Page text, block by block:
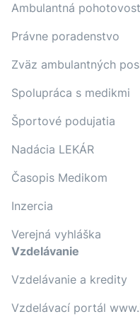
Ambulantná
Právne poradenstvo
Zväz ambulantných
Spolupráca s medikmi
Športové podujatia
Nadácia LEKÁR
Časopis Medikom
Inzercia
Verejná vyhláška
Vzdelávanie
Vzdelávanie a kredity
Vzdelávací portál